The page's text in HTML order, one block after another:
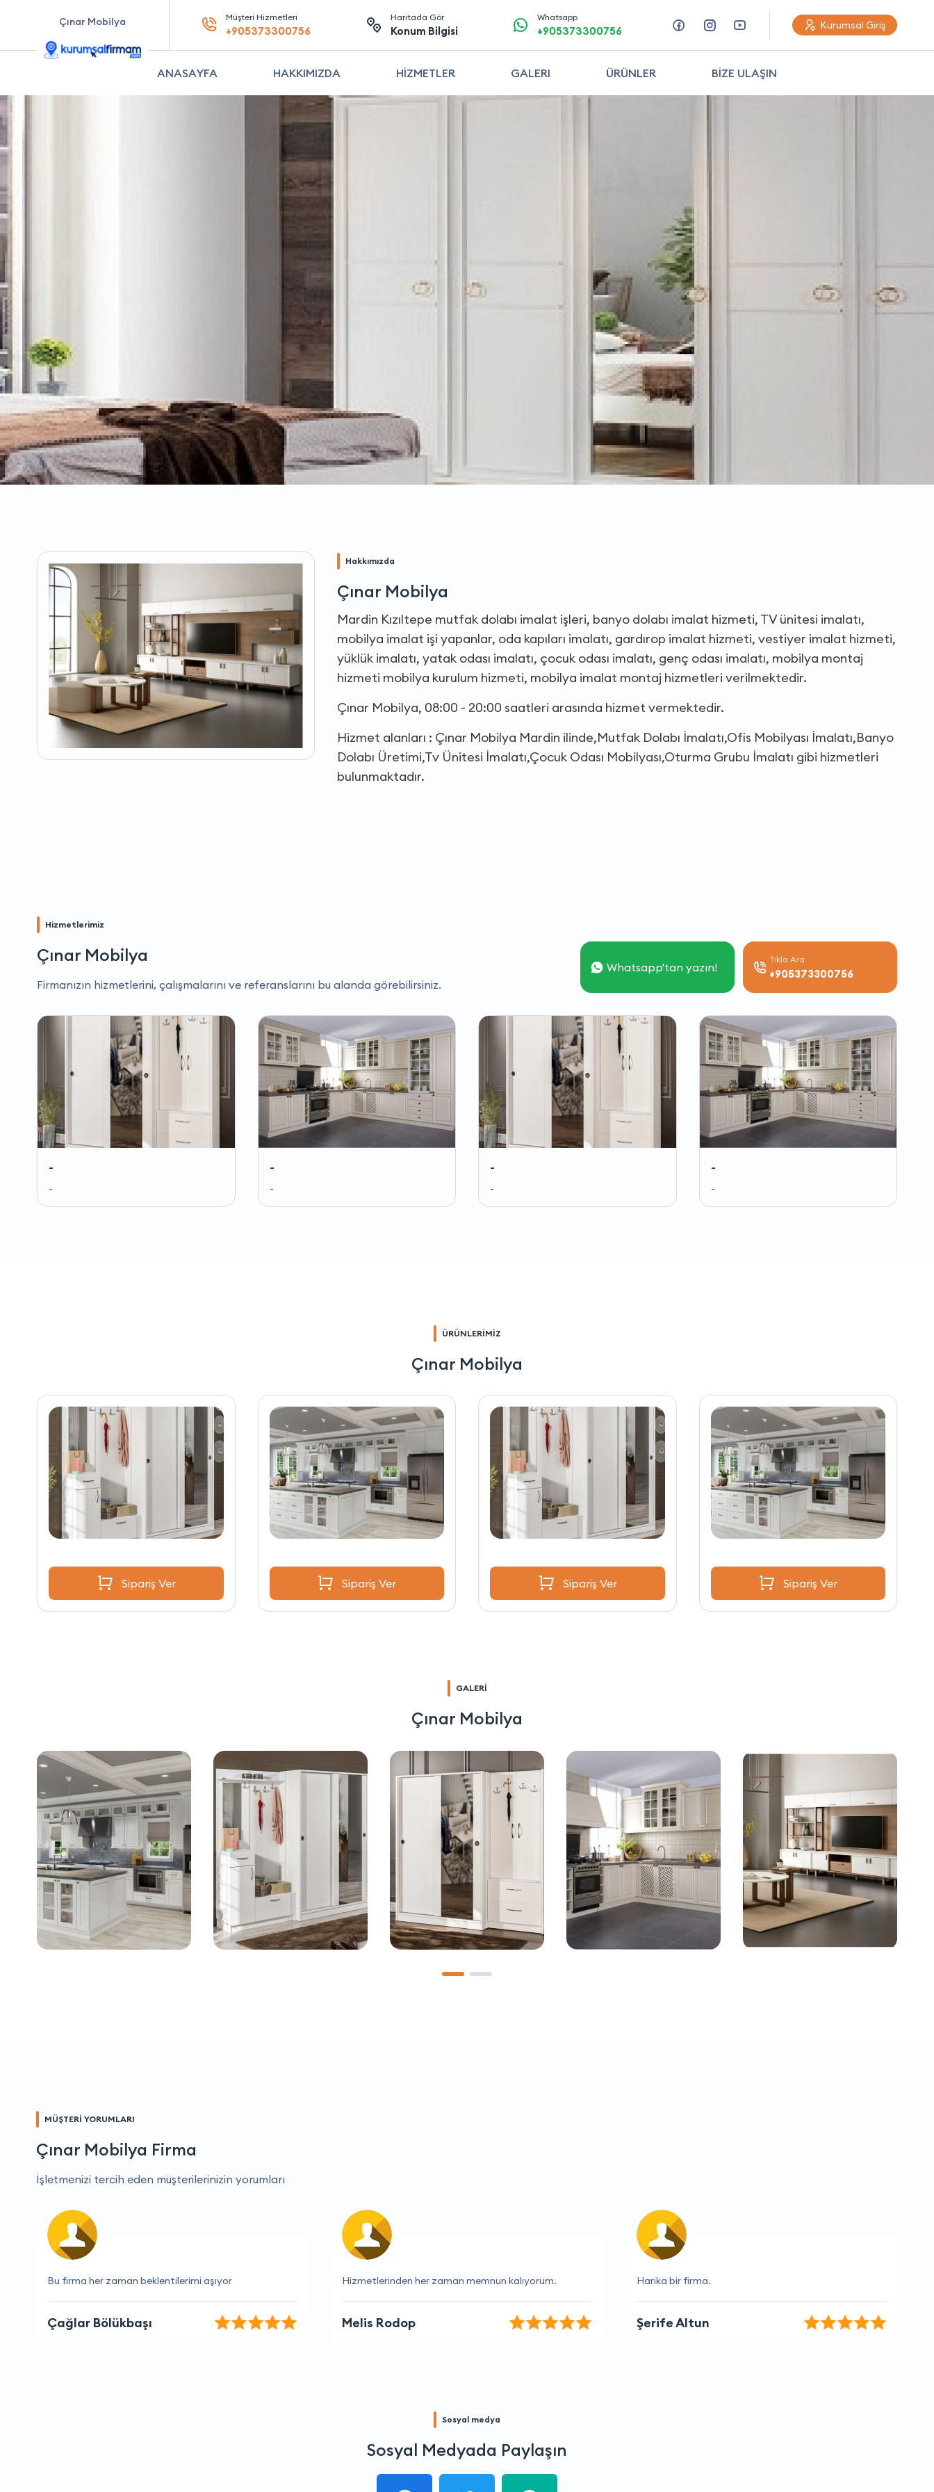
Çınar Mobilya Müşteri Hizmetleri
+905373300756
Haritada Gör
Konum Bilgisi
Whatsapp
+905373300756 Kurumsal Giriş
ANASAYFA HAKKIMIZDA HİZMETLER GALERI ÜRÜNLER BİZE ULAŞIN
Hakkımızda
Çınar Mobilya
Mardin Kızıltepe mutfak dolabı imalat işleri, banyo dolabı imalat hizmeti, TV ünitesi imalatı,
mobilya imalat işi yapanlar, oda kapıları imalatı, gardırop imalat hizmeti, vestiyer imalat hizmeti,
yüklük imalatı, yatak odası imalatı, çocuk odası imalatı, genç odası imalatı, mobilya montaj
hizmeti mobilya kurulum hizmeti, mobilya imalat montaj hizmetleri verilmektedir.
Çınar Mobilya, 08:00 - 20:00 saatleri arasında hizmet vermektedir.
Hizmet alanları : Çınar Mobilya Mardin ilinde,Mutfak Dolabı İmalatı,Ofis Mobilyası İmalatı,Banyo
Dolabı Üretimi,Tv Ünitesi İmalatı,Çocuk Odası Mobilyası,Oturma Grubu İmalatı gibi hizmetleri
bulunmaktadır.
Hizmetlerimiz
Çınar Mobilya
Firmanızın hizmetlerini, çalışmalarını ve referanslarını bu alanda görebilirsiniz.
Whatsapp'tan yazın!
Tıkla Ara
+905373300756
-
-
-
-
-
-
-
-
ÜRÜNLERİMİZ
Çınar Mobilya
Sipariş Ver Sipariş Ver Sipariş Ver Sipariş Ver
GALERİ
Çınar Mobilya
MÜŞTERİ YORUMLARI
Çınar Mobilya Firma
İşletmenizi tercih eden müşterilerinizin yorumları
Hizmetlerinden her zaman memnun kalıyorum.
Melis Rodop
Harika bir firma.
Şerife Altun
Bu firma her zaman beklentilerimi aşıyor
Çağlar Bölükbaşı
Sosyal medya
Sosyal Medyada Paylaşın